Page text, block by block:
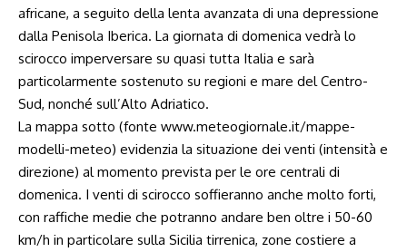
africane, a seguito della lenta avanzata di una depressione
dalla Penisola Iberica. La giornata di domenica vedrà lo
scirocco imperversare su quasi tutta Italia e sarà
particolarmente sostenuto su regioni e mare del Centro-
Sud, nonché sull’Alto Adriatico.
La mappa sotto (fonte www.meteogiornale.it/mappe-
modelli-meteo) evidenzia la situazione dei venti (intensità e
direzione) al momento prevista per le ore centrali di
domenica. I venti di scirocco soffieranno anche molto forti,
con raffiche medie che potranno andare ben oltre i 50-60
km/h in particolare sulla Sicilia tirrenica, zone costiere a